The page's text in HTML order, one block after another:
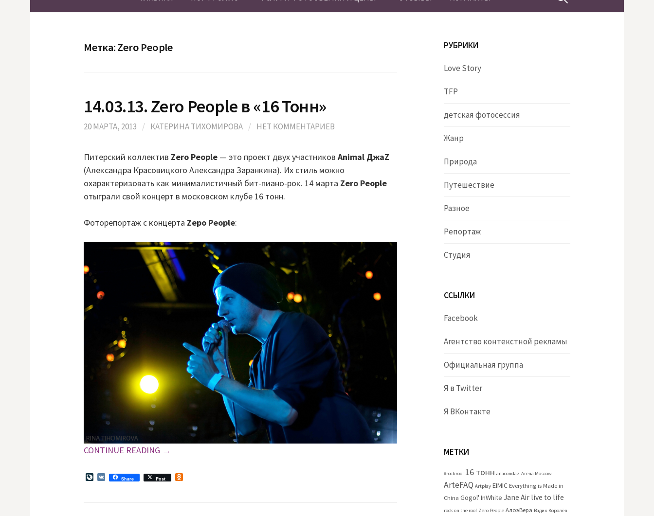
Метка:Zero People
14.03.13. Zero People в «16 Тонн»
20 МАРТА, 2013 / КАТЕРИНА ТИХОМИРОВА / НЕТ КОММЕНТАРИЕВ
Питерский коллектив Zero People — это проект двух участников Animal ДжаZ
(Александра Красовицкого Александра Заранкина). Их стиль можно
охарактеризовать как минималистичный бит-пиано-рок. 14 марта Zero People
отыграли свой концерт в московском клубе 16 тонн.
Фоторепортаж с концерта Zepo People:
CONTINUE READING →
K
Share Post
РУБРИКИ
Love Story
TFP
детская фотосессия
Жанр
Природа
Путешествие
Разное
Репортаж
Студия
ССЫЛКИ
Facebook
Агентство контекстной рекламы
Официальная группа
Я в Twitter
Я ВКонтакте
МЕТКИ
#rockroof 16 тонн anacondaz Arena Moscow
ArteFAQ Artplay EIMIC Everything is Made in
China Gogol' InWhite Jane Air live to life
rock on the roof Zero People АлоэВера Вадик Королёв